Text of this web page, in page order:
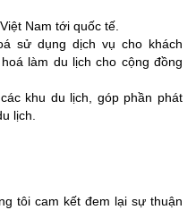
Nam tới quốc tế.
sử dụng dịch vụ cho khách
làm du lịch cho cộng đồng
khu du lịch, góp phần phát
lịch.
tôi cam kết đem lại sự thuận